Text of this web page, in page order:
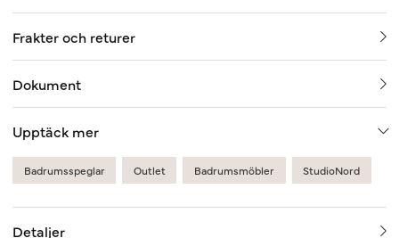
Frakter och returer
Dokument
Upptäck mer
Badrumsspeglar Outlet Badrumsmöbler StudioNord
Detaljer